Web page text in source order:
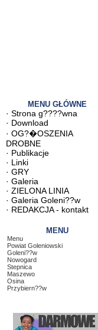
MENU GŁÓWNE
· Strona g????wna
· Download
· OG?�OSZENIA
DROBNE
· Publikacje
· Linki
· GRY
· Galeria
· ZIELONA LINIA
· Galeria Goleni??w
· REDAKCJA - kontakt
MENU
Menu
Powiat Goleniowski
Goleni??w
Nowogard
Stepnica
Maszewo
Osina
Przybiern??w